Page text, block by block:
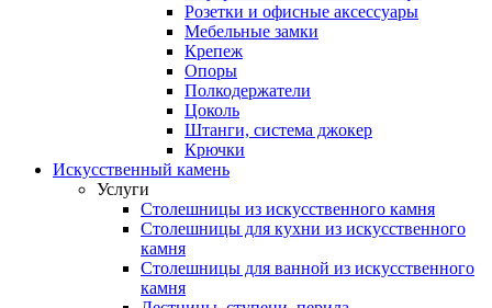
Розетки и офисные аксессуары
Мебельные замки
Крепеж
Опоры
Полкодержатели
Цоколь
Штанги, система джокер
Крючки
Искусственный камень
Услуги
Столешницы из искусственного камня
Столешницы для кухни из искусственного
камня
Столешницы для ванной из искусственного
камня